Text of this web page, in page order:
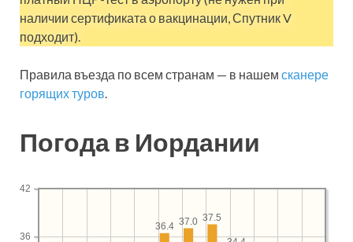
наличии сертификата о вакцинации, Спутник V
подходит).
Правила въезда по всем странам — в нашем сканере
горящих туров.
Погода в Иордании